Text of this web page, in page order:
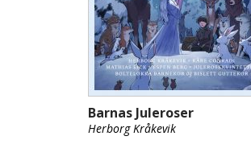
Barnas Juleroser
Herborg Kråkevik